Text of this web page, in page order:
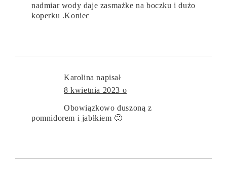
nadmiar wody daje zasmażke na boczku i dużo
koperku .Koniec
Karolina napisał
8 kwietnia 2023 o
Obowiązkowo duszoną z
pomnidorem i jabłkiem 🙂